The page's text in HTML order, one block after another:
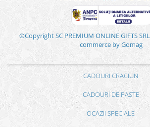
©Copyright SC PREMIUM ONLINE GIFTS
commerce by Gomag
CADOURI CRACIUN
CADOURI DE PASTE
OCAZII SPECIALE